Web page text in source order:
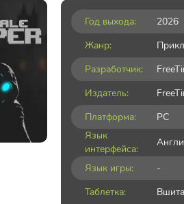
Год выхода:
2026
Жанр:
Разработчик:
Издатель:
Платформа:
PC
Язык
интерфейса:
Язык игры:
-
Таблетка:
Вшита